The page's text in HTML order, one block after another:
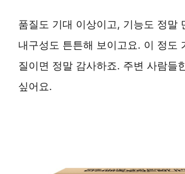
품질도 기대 이상이고, 기능도 정말
내구성도 튼튼해 보이고요. 이 정도
질이면 정말 감사하죠. 주변 사람들
싶어요.